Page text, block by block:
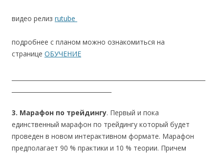
видео релиз rutube
подробнее с планом можно ознакомиться на
странице ОБУЧЕНИЕ
3. Марафон по трейдингу. Первый и пока
единственный марафон по трейдингу который будет
проведен в новом интерактивном формате. Марафон
предполагает 90 % практики и 10 % теории. Причем